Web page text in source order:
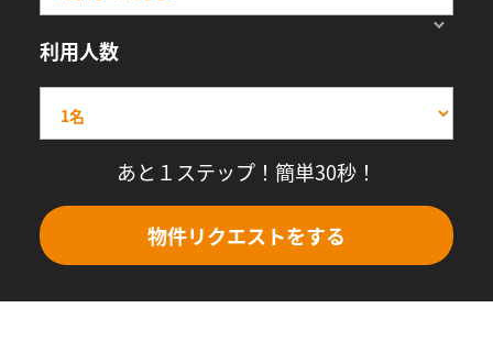
利用人数
あと１ステップ！簡単30秒！
物件リクエストをする